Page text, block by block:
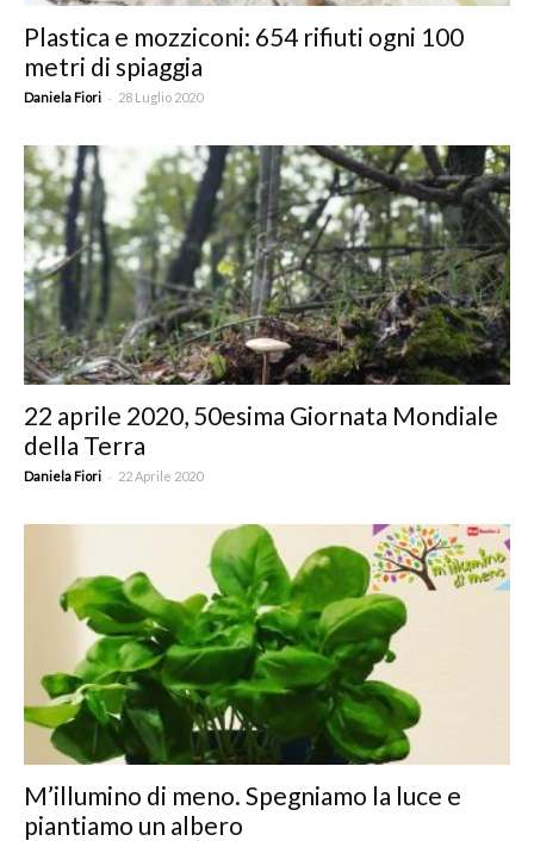
Plastica e mozziconi: 654 rifiuti ogni 100
metri di spiaggia
Daniela Fiori - 28 Luglio 2020
22 aprile 2020, 50esima Giornata Mondiale
della Terra
Daniela Fiori - 22 Aprile 2020
M’illumino di meno. Spegniamo la luce e
piantiamo un albero